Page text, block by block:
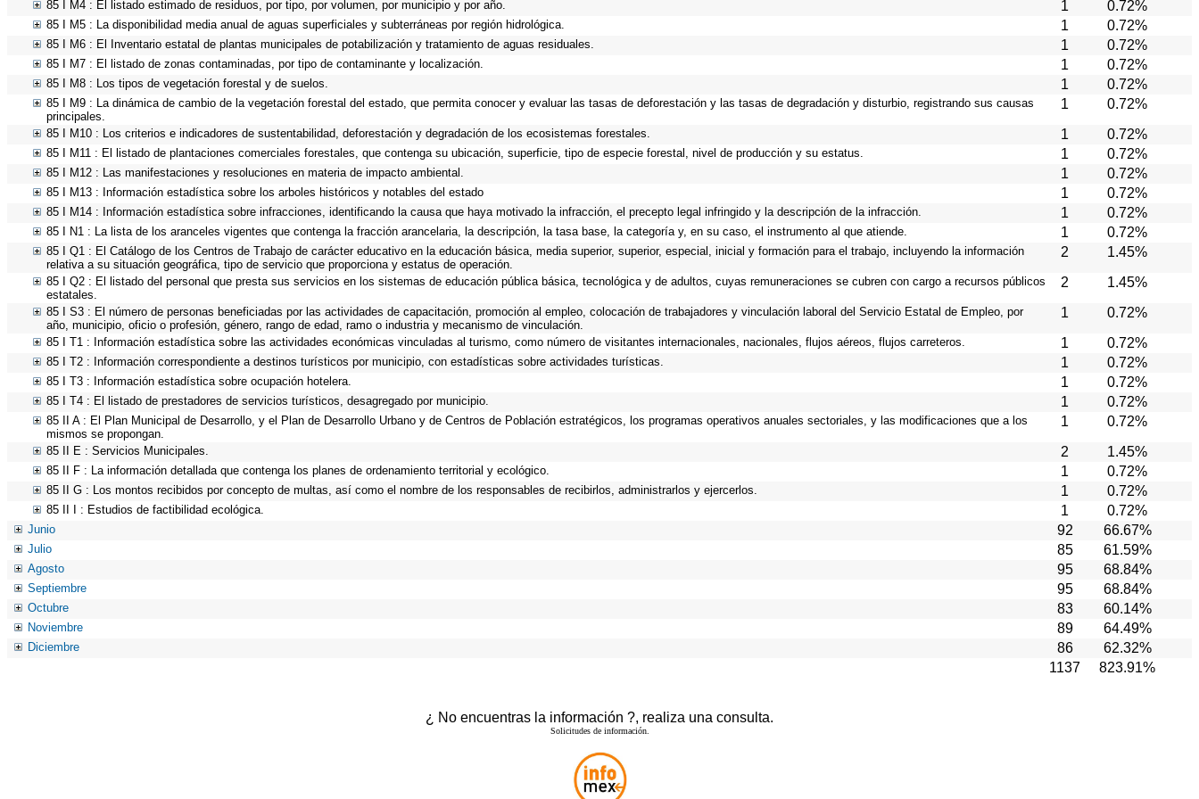
85 I M4 : El listado estimado de residuos, por tipo, por volumen, por municipio y por año. 1 0.72%
85 I M5 : La disponibilidad media anual de aguas superficiales y subterráneas por región hidrológica. 1 0.72%
85 I M6 : El Inventario estatal de plantas municipales de potabilización y tratamiento de aguas residuales. 1 0.72%
85 I M7 : El listado de zonas contaminadas, por tipo de contaminante y localización. 1 0.72%
85 I M8 : Los tipos de vegetación forestal y de suelos. 1 0.72%
85 I M9 : La dinámica de cambio de la vegetación forestal del estado, que permita conocer y evaluar las tasas de deforestación y las tasas de degradación y disturbio, registrando sus causas
principales.
1 0.72%
85 I M10 : Los criterios e indicadores de sustentabilidad, deforestación y degradación de los ecosistemas forestales. 1 0.72%
85 I M11 : El listado de plantaciones comerciales forestales, que contenga su ubicación, superficie, tipo de especie forestal, nivel de producción y su estatus. 1 0.72%
85 I M12 : Las manifestaciones y resoluciones en materia de impacto ambiental. 1 0.72%
85 I M13 : Información estadística sobre los arboles históricos y notables del estado 1 0.72%
85 I M14 : Información estadística sobre infracciones, identificando la causa que haya motivado la infracción, el precepto legal infringido y la descripción de la infracción. 1 0.72%
85 I N1 : La lista de los aranceles vigentes que contenga la fracción arancelaria, la descripción, la tasa base, la categoría y, en su caso, el instrumento al que atiende. 1 0.72%
85 I Q1 : El Catálogo de los Centros de Trabajo de carácter educativo en la educación básica, media superior, superior, especial, inicial y formación para el trabajo, incluyendo la información
relativa a su situación geográfica, tipo de servicio que proporciona y estatus de operación.
2 1.45%
85 I Q2 : El listado del personal que presta sus servicios en los sistemas de educación pública básica, tecnológica y de adultos, cuyas remuneraciones se cubren con cargo a recursos públicos
estatales.
2 1.45%
85 I S3 : El número de personas beneficiadas por las actividades de capacitación, promoción al empleo, colocación de trabajadores y vinculación laboral del Servicio Estatal de Empleo, por
año, municipio, oficio o profesión, género, rango de edad, ramo o industria y mecanismo de vinculación.
1 0.72%
85 I T1 : Información estadística sobre las actividades económicas vinculadas al turismo, como número de visitantes internacionales, nacionales, flujos aéreos, flujos carreteros. 1 0.72%
85 I T2 : Información correspondiente a destinos turísticos por municipio, con estadísticas sobre actividades turísticas. 1 0.72%
85 I T3 : Información estadística sobre ocupación hotelera. 1 0.72%
85 I T4 : El listado de prestadores de servicios turísticos, desagregado por municipio. 1 0.72%
85 II A : El Plan Municipal de Desarrollo, y el Plan de Desarrollo Urbano y de Centros de Población estratégicos, los programas operativos anuales sectoriales, y las modificaciones que a los
mismos se propongan.
1 0.72%
85 II E : Servicios Municipales. 2 1.45%
85 II F : La información detallada que contenga los planes de ordenamiento territorial y ecológico. 1 0.72%
85 II G : Los montos recibidos por concepto de multas, así como el nombre de los responsables de recibirlos, administrarlos y ejercerlos. 1 0.72%
85 II I : Estudios de factibilidad ecológica. 1 0.72%
Junio 92 66.67%
Julio 85 61.59%
Agosto 95 68.84%
Septiembre 95 68.84%
Octubre 83 60.14%
Noviembre 89 64.49%
Diciembre 86
62.32%
1137
823.91%
¿ No encuentras la información ?, realiza una consulta.
Solicitudes de información.